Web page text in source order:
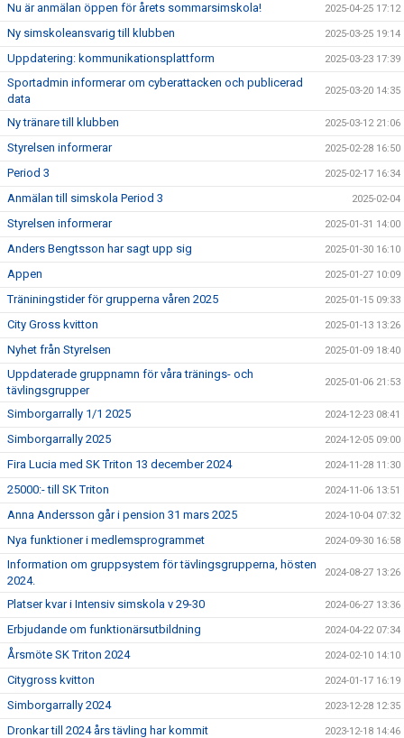
Nu är anmälan öppen för årets sommarsimskola! 2025-04-25 17:12
Ny simskoleansvarig till klubben 2025-03-25 19:14
Uppdatering: kommunikationsplattform 2025-03-23 17:39
Sportadmin informerar om cyberattacken och publicerad
data
2025-03-20 14:35
Ny tränare till klubben 2025-03-12 21:06
Styrelsen informerar 2025-02-28 16:50
Period 3 2025-02-17 16:34
Anmälan till simskola Period 3 2025-02-04
Styrelsen informerar 2025-01-31 14:00
Anders Bengtsson har sagt upp sig 2025-01-30 16:10
Appen 2025-01-27 10:09
Träniningstider för grupperna våren 2025 2025-01-15 09:33
City Gross kvitton 2025-01-13 13:26
Nyhet från Styrelsen 2025-01-09 18:40
Uppdaterade gruppnamn för våra tränings- och
tävlingsgrupper
2025-01-06 21:53
Simborgarrally 1/1 2025 2024-12-23 08:41
Simborgarrally 2025 2024-12-05 09:00
Fira Lucia med SK Triton 13 december 2024 2024-11-28 11:30
25000:- till SK Triton 2024-11-06 13:51
Anna Andersson går i pension 31 mars 2025 2024-10-04 07:32
Nya funktioner i medlemsprogrammet 2024-09-30 16:58
Information om gruppsystem för tävlingsgrupperna, hösten
2024.
2024-08-27 13:26
Platser kvar i Intensiv simskola v 29-30 2024-06-27 13:36
Erbjudande om funktionärsutbildning 2024-04-22 07:34
Årsmöte SK Triton 2024 2024-02-10 14:10
Citygross kvitton 2024-01-17 16:19
Simborgarrally 2024 2023-12-28 12:35
Dronkar till 2024 års tävling har kommit 2023-12-18 14:46